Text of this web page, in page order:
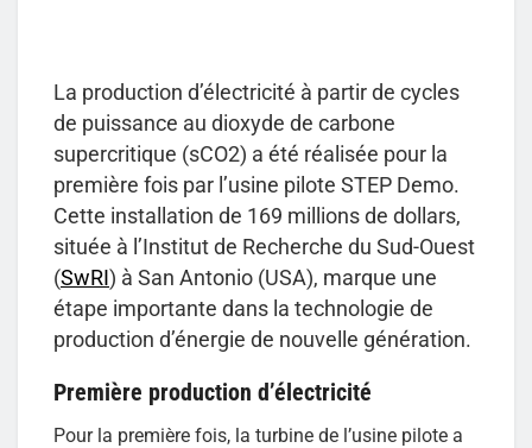
La production d’électricité à partir de cycles
de puissance au dioxyde de carbone
supercritique (sCO2) a été réalisée pour la
première fois par l’usine pilote STEP Demo.
Cette installation de 169 millions de dollars,
située à l’Institut de Recherche du Sud-Ouest
(SwRI) à San Antonio (USA), marque une
étape importante dans la technologie de
production d’énergie de nouvelle génération.
Première production d’électricité
Pour la première fois, la turbine de l’usine pilote a